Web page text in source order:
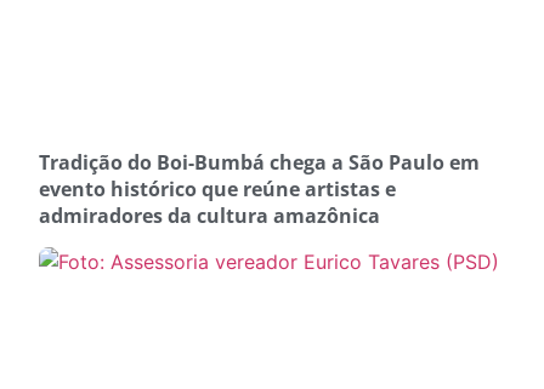
Tradição do Boi-Bumbá chega a São Paulo em
evento histórico que reúne artistas e
admiradores da cultura amazônica